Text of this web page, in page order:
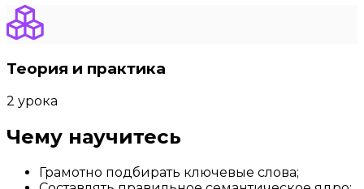
Теория и практика
2 урока
Чему научитесь
Грамотно подбирать ключевые слова;